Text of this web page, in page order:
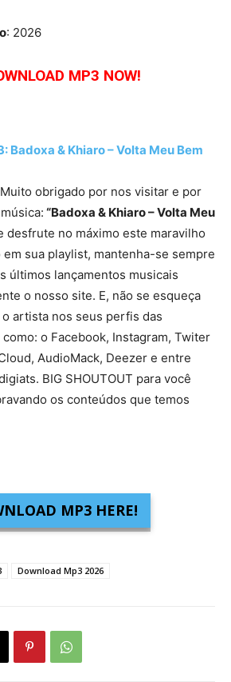
: 2026
MP3 NOW!
Badoxa & Khiaro – Volta Meu Bem
obrigado por nos visitar e por
“Badoxa & Khiaro – Volta Meu
desfrute no máximo este maravilho
sua playlist, mantenha-se sempre
últimos lançamentos musicais
o nosso site. E, não se esqueça
artista nos seus perfis das
o Facebook, Instagram, Twiter
AudioMack, Deezer e entre
BIG SHOUTOUT para você
os conteúdos que temos
MP3 HERE!
Download Mp3 2026